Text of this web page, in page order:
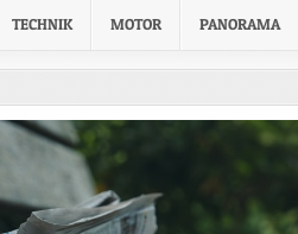
TECHNIK MOTOR PANORAMA